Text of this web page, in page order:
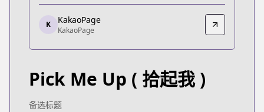
Kakao Webtoon
https://webtoon.kakao.com/content/픽-미-업/3205
KakaoPage
KakaoPage
K KakaoPage
KakaoPage
Pick Me Up ( 拾起我 )
备选标题